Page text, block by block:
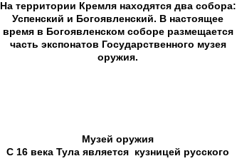
На территории Кремля находятся два собора:
Успенский и Богоявленский. В настоящее
время в Богоявленском соборе размещается
часть экспонатов Государственного музея
оружия.
Музей оружия
С 16 века Тула является кузницей русского